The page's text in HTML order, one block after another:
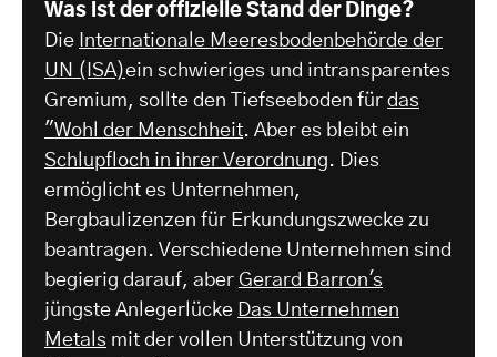
Was ist der offizielle Stand der Dinge?
Die Internationale Meeresbodenbehörde der
UN (ISA)ein schwieriges und intransparentes
Gremium, sollte den Tiefseeboden für das
"Wohl der Menschheit. Aber es bleibt ein
Schlupfloch in ihrer Verordnung. Dies
ermöglicht es Unternehmen,
Bergbaulizenzen für Erkundungszwecke zu
beantragen. Verschiedene Unternehmen sind
begierig darauf, aber Gerard Barron's
jüngste Anlegerlücke Das Unternehmen
Metals mit der vollen Unterstützung von